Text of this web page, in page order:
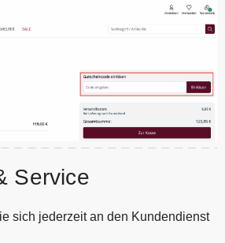
Service
sich jederzeit an den Kundendienst